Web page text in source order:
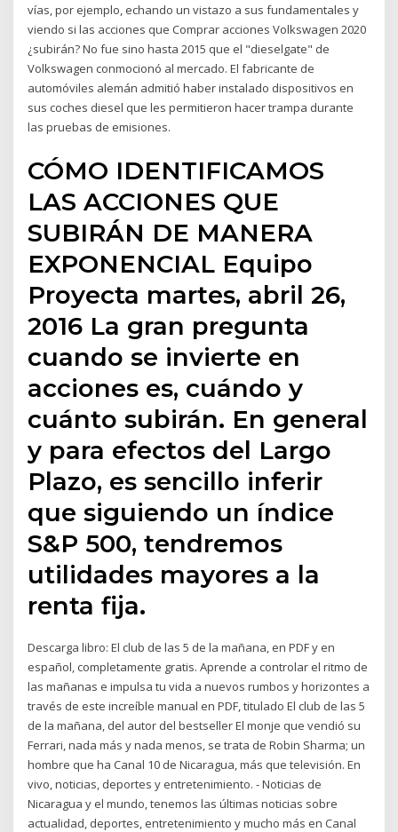
vías, por ejemplo, echando un vistazo a sus fundamentales y
viendo si las acciones que Comprar acciones Volkswagen 2020
¿subirán? No fue sino hasta 2015 que el "dieselgate" de
Volkswagen conmocionó al mercado. El fabricante de
automóviles alemán admitió haber instalado dispositivos en
sus coches diesel que les permitieron hacer trampa durante
las pruebas de emisiones.
CÓMO IDENTIFICAMOS
LAS ACCIONES QUE
SUBIRÁN DE MANERA
EXPONENCIAL Equipo
Proyecta martes, abril 26,
2016 La gran pregunta
cuando se invierte en
acciones es, cuándo y
cuánto subirán. En general
y para efectos del Largo
Plazo, es sencillo inferir
que siguiendo un índice
S&P 500, tendremos
utilidades mayores a la
renta fija.
Descarga libro: El club de las 5 de la mañana, en PDF y en
español, completamente gratis. Aprende a controlar el ritmo de
las mañanas e impulsa tu vida a nuevos rumbos y horizontes a
través de este increíble manual en PDF, titulado El club de las 5
de la mañana, del autor del bestseller El monje que vendió su
Ferrari, nada más y nada menos, se trata de Robin Sharma; un
hombre que ha Canal 10 de Nicaragua, más que televisión. En
vivo, noticias, deportes y entretenimiento. - Noticias de
Nicaragua y el mundo, tenemos las últimas noticias sobre
actualidad, deportes, entretenimiento y mucho más en Canal